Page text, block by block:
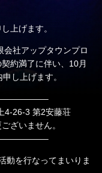
上げます。
会社アップタウンプロ
約満了に伴い、10月
し上げます。
4-26-3 第2安藤荘
ざいません。
動を行なってまいりま